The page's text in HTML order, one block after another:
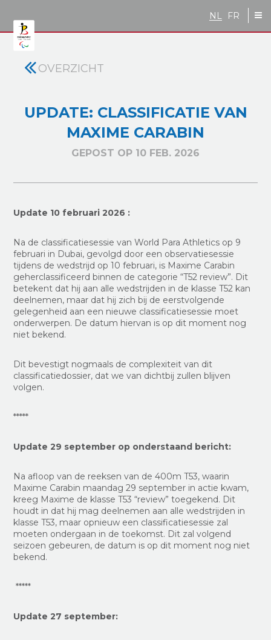
NL FR
OVERZICHT
UPDATE: CLASSIFICATIE VAN
MAXIME CARABIN
GEPOST OP 10 FEB. 2026
Update 10 februari 2026 :
Na de classificatiesessie van World Para Athletics op 9
februari in Dubai, gevolgd door een observatiesessie
tijdens de wedstrijd op 10 februari, is Maxime Carabin
geherclassificeerd binnen de categorie “T52 review”. Dit
betekent dat hij aan alle wedstrijden in de klasse T52 kan
deelnemen, maar dat hij zich bij de eerstvolgende
gelegenheid aan een nieuwe classificatiesessie moet
onderwerpen. De datum hiervan is op dit moment nog
niet bekend.
Dit bevestigt nogmaals de complexiteit van dit
classificatiedossier, dat we van dichtbij zullen blijven
volgen.
*****
Update 29 september op onderstaand bericht:
Na afloop van de reeksen van de 400m T53, waarin
Maxime Carabin maandag 29 september in actie kwam,
kreeg Maxime de klasse T53 “review” toegekend. Dit
houdt in dat hij mag deelnemen aan alle wedstrijden in
klasse T53, maar opnieuw een classificatiesessie zal
moeten ondergaan in de toekomst. Dit zal volgend
seizoen gebeuren, de datum is op dit moment nog niet
bekend.
*****
Update 27 september: